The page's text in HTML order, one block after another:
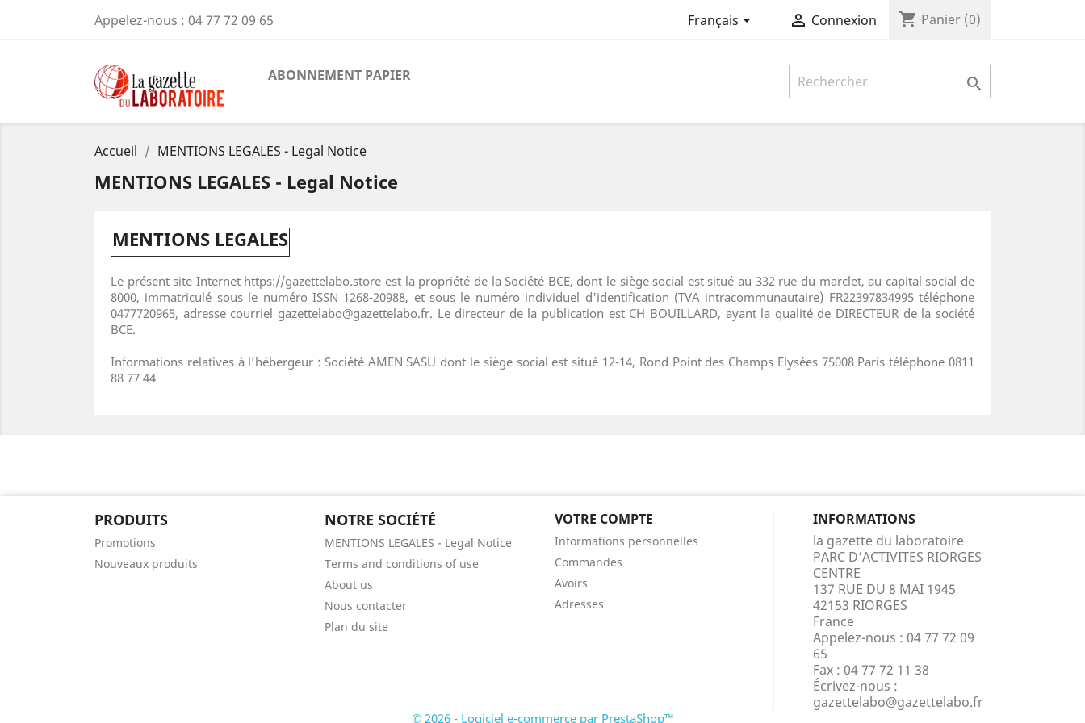
Appelez-nous : 04 77 72 09 65 Français  Connexion shopping_cart Panier (0)
ABONNEMENT PAPIER 
Accueil MENTIONS LEGALES - Legal Notice
MENTIONS LEGALES - Legal Notice
MENTIONS LEGALES
Le présent site Internet https://gazettelabo.store est la propriété de la Société BCE, dont le siège social est situé au 332 rue du marclet, au capital social de
8000, immatriculé sous le numéro ISSN 1268-20988, et sous le numéro individuel d'identification (TVA intracommunautaire) FR22397834995 téléphone
0477720965, adresse courriel gazettelabo@gazettelabo.fr. Le directeur de la publication est CH BOUILLARD, ayant la qualité de DIRECTEUR de la société
BCE.
Informations relatives à l’hébergeur : Société AMEN SASU dont le siège social est situé 12-14, Rond Point des Champs Elysées 75008 Paris téléphone 0811
88 77 44
PRODUITS
Promotions
Nouveaux produits
NOTRE SOCIÉTÉ
MENTIONS LEGALES - Legal Notice
Terms and conditions of use
About us
Nous contacter
Plan du site
VOTRE COMPTE
Informations personnelles
Commandes
Avoirs
Adresses
INFORMATIONS
la gazette du laboratoire
PARC D’ACTIVITES RIORGES
CENTRE
137 RUE DU 8 MAI 1945
42153 RIORGES
France
Appelez-nous : 04 77 72 09
65
Fax : 04 77 72 11 38
Écrivez-nous :
gazettelabo@gazettelabo.fr
© 2026 - Logiciel e-commerce par PrestaShop™